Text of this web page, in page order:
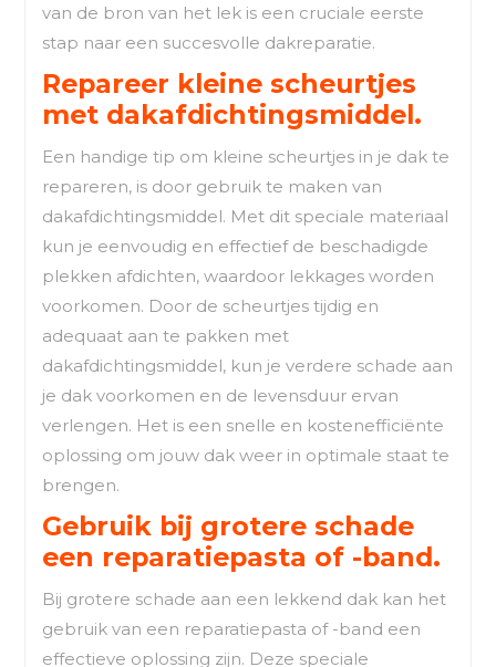
van de bron van het lek is een cruciale eerste
stap naar een succesvolle dakreparatie.
Repareer kleine scheurtjes
met dakafdichtingsmiddel.
Een handige tip om kleine scheurtjes in je dak te
repareren, is door gebruik te maken van
dakafdichtingsmiddel. Met dit speciale materiaal
kun je eenvoudig en effectief de beschadigde
plekken afdichten, waardoor lekkages worden
voorkomen. Door de scheurtjes tijdig en
adequaat aan te pakken met
dakafdichtingsmiddel, kun je verdere schade aan
je dak voorkomen en de levensduur ervan
verlengen. Het is een snelle en kostenefficiënte
oplossing om jouw dak weer in optimale staat te
brengen.
Gebruik bij grotere schade
een reparatiepasta of -band.
Bij grotere schade aan een lekkend dak kan het
gebruik van een reparatiepasta of -band een
effectieve oplossing zijn. Deze speciale